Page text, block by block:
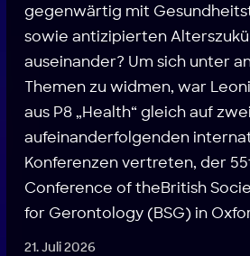
gegenwärtig mit
sowie antizipierten
auseinander? Um sich unter
Themen zu widmen, war
aus P8 „Health“ gleich auf zwei
aufeinanderfolgenden
Konferenzen vertreten, der
Conference of theBritish
for Gerontology (BSG) in
21. Juli 2026